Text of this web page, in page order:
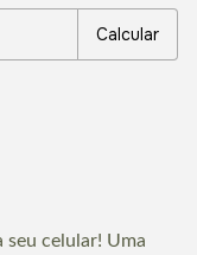
Calcular
seu celular! Uma